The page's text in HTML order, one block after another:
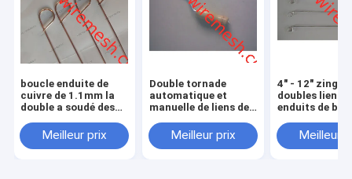
boucle enduite de
cuivre de 1.1mm la
double a soudé des
attacher le rebar
Meilleur prix
Double tornade
automatique et
manuelle de liens de
Meilleur prix
4" - 12"
doubles liens
enduits de
Meilleur